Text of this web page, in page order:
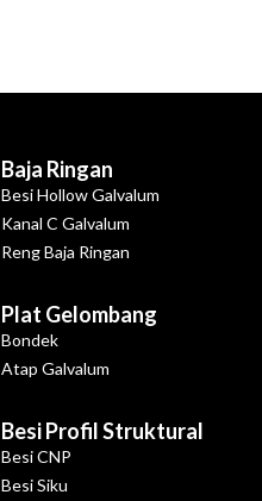
Baja Ringan
Besi Hollow Galvalum
Kanal C Galvalum
Reng Baja Ringan
Plat Gelombang
Bondek
Atap Galvalum
Besi Profil Struktural
Besi CNP
Besi Siku